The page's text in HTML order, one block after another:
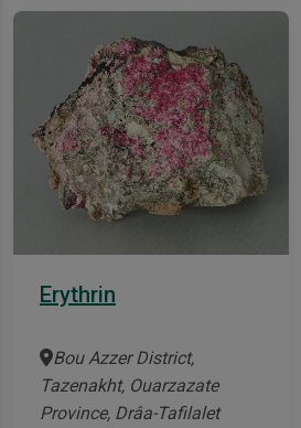
Erythrin
Bou Azzer District,
Tazenakht, Ouarzazate
Province, Drâa-Tafilalet